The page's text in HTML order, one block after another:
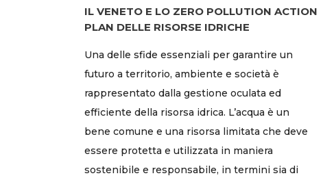
IL VENETO E LO ZERO POLLUTION ACTION
PLAN DELLE RISORSE IDRICHE
Una delle sfide essenziali per garantire un
futuro a territorio, ambiente e società è
rappresentato dalla gestione oculata ed
efficiente della risorsa idrica. L’acqua è un
bene comune e una risorsa limitata che deve
essere protetta e utilizzata in maniera
sostenibile e responsabile, in termini sia di